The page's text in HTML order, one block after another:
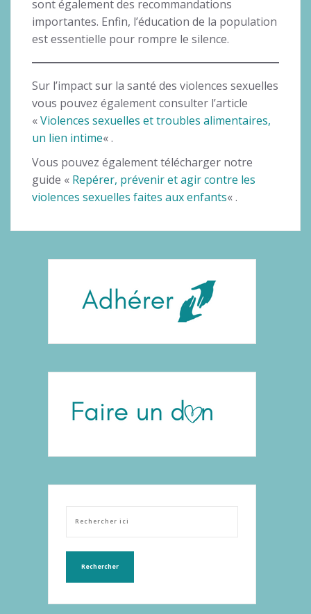
sont également des recommandations
importantes. Enfin, l’éducation de la population
est essentielle pour rompre le silence.
Sur l’impact sur la santé des violences sexuelles
vous pouvez également consulter l’article
«Violences sexuelles et troubles alimentaires,
un lien intime« .
Vous pouvez également télécharger notre
guide « Repérer, prévenir et agir contre les
violences sexuelles faites aux enfants« .